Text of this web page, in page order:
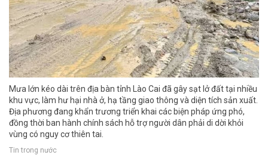
Mưa lớn kéo dài trên địa bàn tỉnh Lào Cai đã gây sạt lở đất tại nhiều
khu vực, làm hư hại nhà ở, hạ tầng giao thông và diện tích sản xuất.
Địa phương đang khẩn trương triển khai các biện pháp ứng phó,
đồng thời ban hành chính sách hỗ trợ người dân phải di dời khỏi
vùng có nguy cơ thiên tai.
Tin trong nước